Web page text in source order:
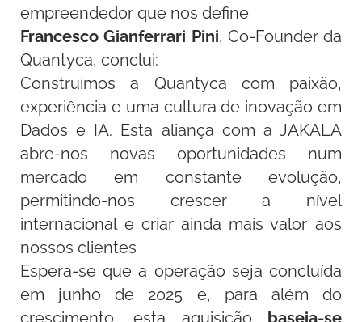
empreendedor que nos define
Francesco Gianferrari Pini, Co-Founder da
Quantyca, conclui:
Construímos a Quantyca com paixão,
experiência e uma cultura de inovação em
Dados e IA. Esta aliança com a JAKALA
abre-nos novas oportunidades num
mercado em constante evolução,
permitindo-nos crescer a nível
internacional e criar ainda mais valor aos
nossos clientes
Espera-se que a operação seja concluída
em junho de 2025 e, para além do